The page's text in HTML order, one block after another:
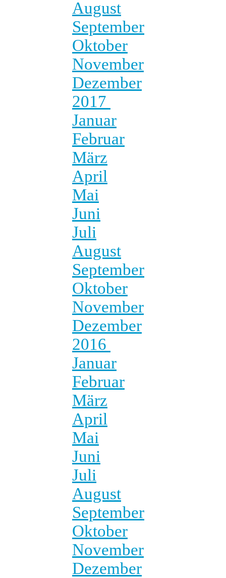
August
September
Oktober
November
Dezember
2017
Januar
Februar
März
April
Mai
Juni
Juli
August
September
Oktober
November
Dezember
2016
Januar
Februar
März
April
Mai
Juni
Juli
August
September
Oktober
November
Dezember